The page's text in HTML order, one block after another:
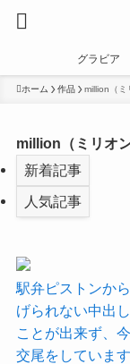
グラビア
ホーム 作品 million（ミ
million（ミリオン
新着記事
人気記事
駅弁ピストンか
げられない中出
ことが出来ず、
交尾をしていま